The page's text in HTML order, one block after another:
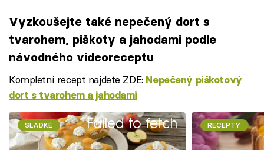
Vyzkoušejte také nepečený dort s
tvarohem, piškoty a jahodami podle
návodného videoreceptu
Kompletní recept najdete ZDE: Nepečený piškotový
dort s tvarohem a jahodami
Failed to fetch
SLADKÉ RECEPTY